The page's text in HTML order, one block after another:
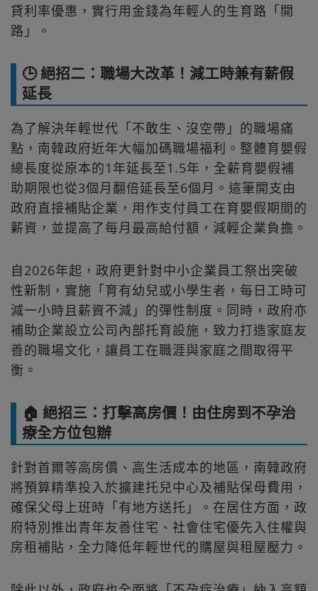
貸利率優惠，實行用金錢為年輕人的生育路「開
路」。
🕒 絕招二：職場大改革！減工時兼有薪假
延長
為了解決年輕世代「不敢生、沒空帶」的職場痛
點，南韓政府近年大幅加碼職場福利。整體育嬰假
總長度從原本的1年延長至1.5年，全薪育嬰假補
助期限也從3個月翻倍延長至6個月。這筆開支由
政府直接補貼企業，用作支付員工在育嬰假期間的
薪資，並提高了每月最高給付額，減輕企業負擔。
自2026年起，政府更針對中小企業員工祭出突破
性新制，實施「育有幼兒或小學生者，每日工時可
減一小時且薪資不減」的彈性制度。同時，政府亦
補助企業設立公司內部托育設施，致力打造家庭友
善的職場文化，讓員工在職涯與家庭之間取得平
衡。
🏠 絕招三：打擊高房價！由住房到不孕治
療全方位包辦
針對首爾等高房價、高生活成本的地區，南韓政府
將預算精準投入於擴建托兒中心及補貼保母費用，
確保父母上班時「有地方送托」。在居住方面，政
府特別推出青年友善住宅、社會住宅優先入住權與
房租補貼，全力降低年輕世代的購屋與租屋壓力。